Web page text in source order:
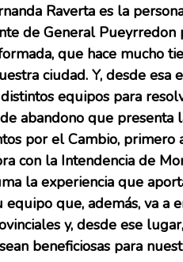
Raverta es la
de General Pueyrredon
que hace mucho
ciudad. Y, desde esa
equipos para
abandono que presenta
por el Cambio, primero
con la Intendencia de
la experiencia que
que, además, va a
y, desde ese
beneficiosas para